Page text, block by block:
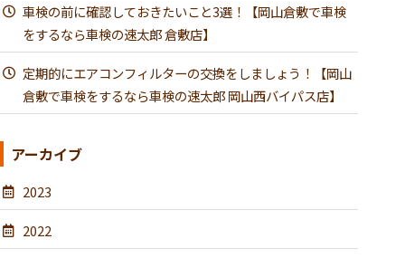
車検の前に確認しておきたいこと3選！【岡山倉敷で車検
をするなら車検の速太郎 倉敷店】
定期的にエアコンフィルターの交換をしましょう！【岡山
倉敷で車検をするなら車検の速太郎 岡山西バイパス店】
アーカイブ
2023
2022